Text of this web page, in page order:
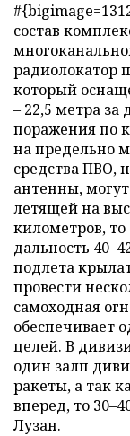
состав
радиолокатор
который
– 22,5 метра
поражения по
на предельно
средства ПВО,
антенны,
летящей на
километров, то
дальность
подлета
провести
самоходная
обеспечивает
целей. В
один залп
ракеты, а так
вперед, то
Лузан.